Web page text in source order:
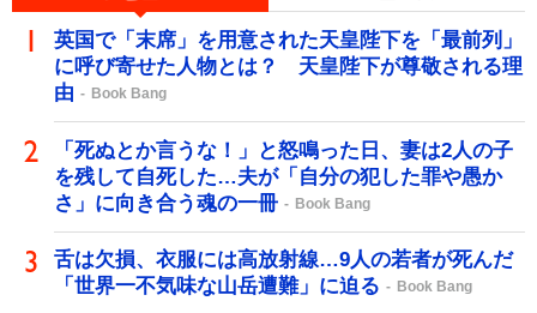
英国で「末席」を用意された天皇陛下を「最前列」
に呼び寄せた人物とは？ 天皇陛下が尊敬される理
由
Book Bang
「死ぬとか言うな！」と怒鳴った日、妻は2人の子
を残して自死した…夫が「自分の犯した罪や愚か
さ」に向き合う魂の一冊
Book Bang
舌は欠損、衣服には高放射線…9人の若者が死んだ
「世界一不気味な山岳遭難」に迫る
Book Bang